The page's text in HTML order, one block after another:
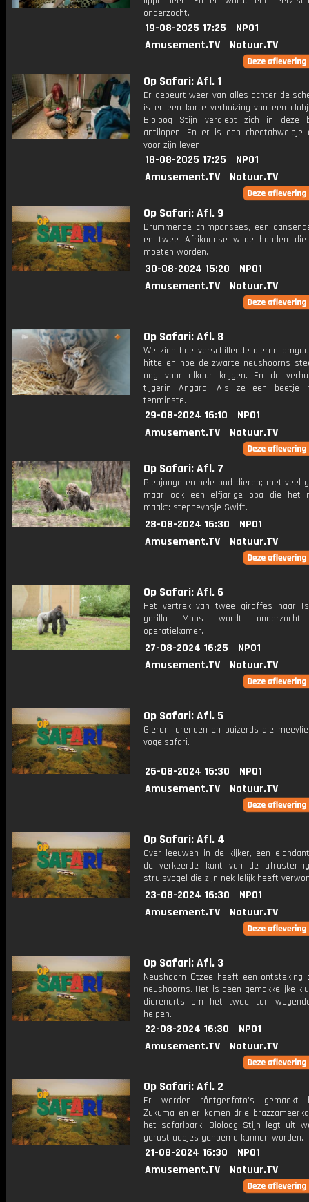
onderzocht.
19-08-2025 17:25
NPO1
Amusement.TV
Natuur.TV
Op Safari: Afl. 1
Er gebeurt weer van alles achter de
is er een korte verhuizing van een
Bioloog Stijn verdiept zich in deze
antilopen. En er is een cheetahwelpje
voor zijn leven.
18-08-2025 17:25
NPO1
Amusement.TV
Natuur.TV
Op Safari: Afl. 9
Drummende chimpansees, een
en twee Afrikaanse wilde honden die
moeten worden.
30-08-2024 15:20
NPO1
Amusement.TV
Natuur.TV
Op Safari: Afl. 8
We zien hoe verschillende dieren
hitte en hoe de zwarte neushoorns
oog voor elkaar krijgen. En de
tijgerin Angara. Als ze een beetje
tenminste.
29-08-2024 16:10
NPO1
Amusement.TV
Natuur.TV
Op Safari: Afl. 7
Piepjonge en hele oud dieren; met veel
maar ook een elfjarige opa die het
maakt: steppevosje Swift.
28-08-2024 16:30
NPO1
Amusement.TV
Natuur.TV
Op Safari: Afl. 6
Het vertrek van twee giraffes naar
gorilla Moos wordt
operatiekamer.
27-08-2024 16:25
NPO1
Amusement.TV
Natuur.TV
Op Safari: Afl. 5
Gieren, arenden en buizerds die
vogelsafari.
26-08-2024 16:30
NPO1
Amusement.TV
Natuur.TV
Op Safari: Afl. 4
Over leeuwen in de kijker, een
de verkeerde kant van de
struisvogel die zijn nek lelijk heeft
23-08-2024 16:30
NPO1
Amusement.TV
Natuur.TV
Op Safari: Afl. 3
Neushoorn Otzee heeft een ontsteking
neushoorns. Het is geen gemakkelijke
dierenarts om het twee ton
helpen.
22-08-2024 16:30
NPO1
Amusement.TV
Natuur.TV
Op Safari: Afl. 2
Er worden röntgenfoto's gemaakt
Zukuma en er komen drie
het safaripark. Bioloog Stijn legt uit
gerust aapjes genoemd kunnen worden.
21-08-2024 16:30
NPO1
Amusement.TV
Natuur.TV